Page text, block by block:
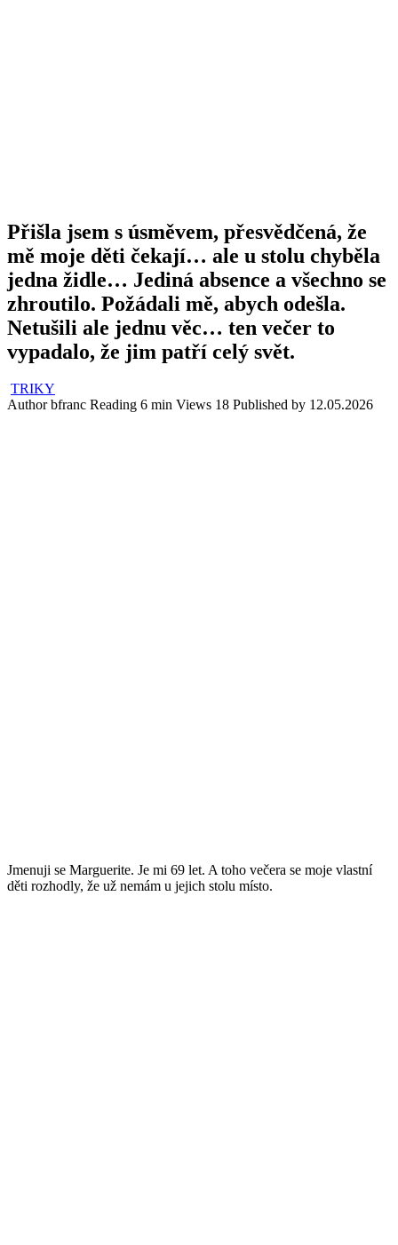
Přišla jsem s úsměvem, přesvědčená, že
mě moje děti čekají… ale u stolu chyběla
jedna židle… Jediná absence a všechno se
zhroutilo. Požádali mě, abych odešla.
Netušili ale jednu věc… ten večer to
vypadalo, že jim patří celý svět.
TRIKY
Author bfranc Reading 6 min Views 18 Published by 12.05.2026
Jmenuji se Marguerite. Je mi 69 let. A toho večera se moje vlastní
děti rozhodly, že už nemám u jejich stolu místo.